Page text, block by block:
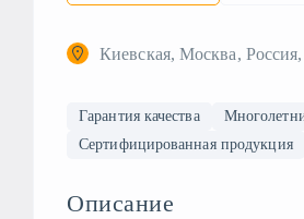
Киевская, Москва,
Гарантия качества
Сертифицированная продукция
Описание